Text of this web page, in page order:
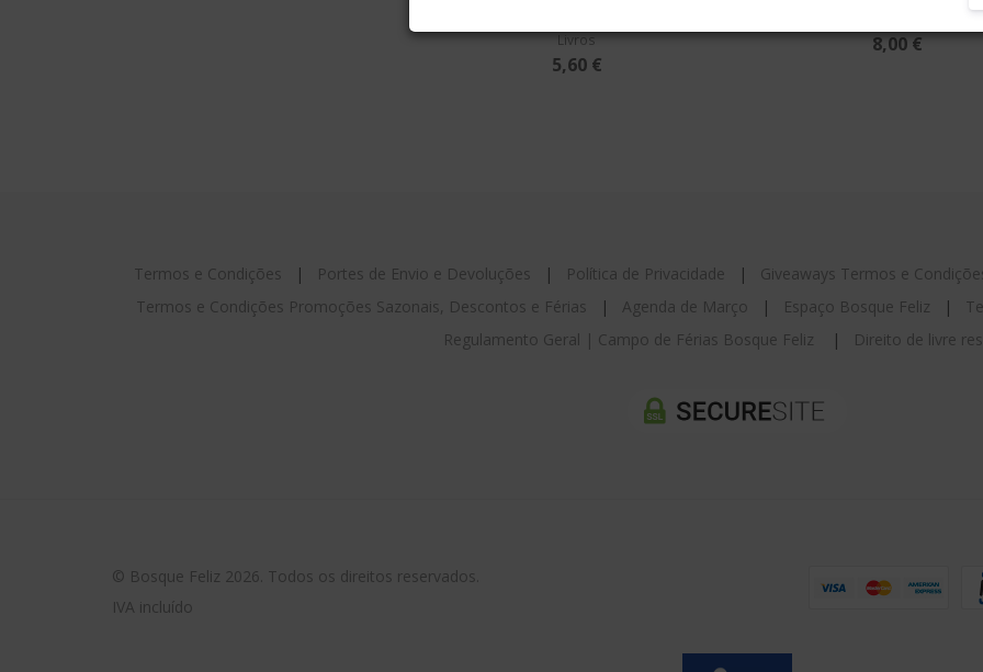
Livros
5,60 €
8,00 €
Termos e Condições | Portes de Envio e Devoluções | Política de Privacidade | Giveaways Termos e
Termos e Condições Promoções Sazonais, Descontos e Férias | Agenda de Março | Espaço Bosque Feliz |
Regulamento Geral | Campo de Férias Bosque Feliz
| Direito de livre
© Bosque Feliz 2026. Todos os direitos reservados.
IVA incluído